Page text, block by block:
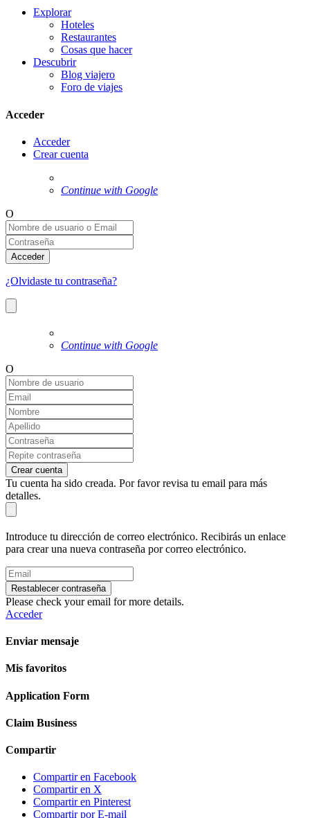
Explorar
Hoteles
Restaurantes
Cosas que hacer
Descubrir
Blog viajero
Foro de viajes
Acceder
Acceder
Crear cuenta
Continue with Google
O
Acceder
¿Olvidaste tu contraseña?
Continue with Google
O
Crear cuenta
Tu cuenta ha sido creada. Por favor revisa tu email para más
detalles.
Introduce tu dirección de correo electrónico. Recibirás un enlace
para crear una nueva contraseña por correo electrónico.
Restablecer contraseña
Please check your email for more details.
Acceder
Enviar mensaje
Mis favoritos
Application Form
Claim Business
Compartir
Compartir en Facebook
Compartir en X
Compartir en Pinterest
Compartir por E-mail